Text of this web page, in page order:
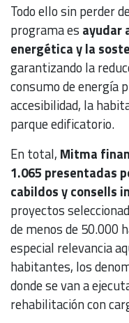
Todo ello sin perder
programa es ayudar
energética y la
garantizando la
consumo de energía
accesibilidad, la
parque edificatorio.
En total, Mitma
1.065 presentadas
cabildos y consells
proyectos
de menos de 50.000
especial relevancia
habitantes, los
donde se van a
rehabilitación con